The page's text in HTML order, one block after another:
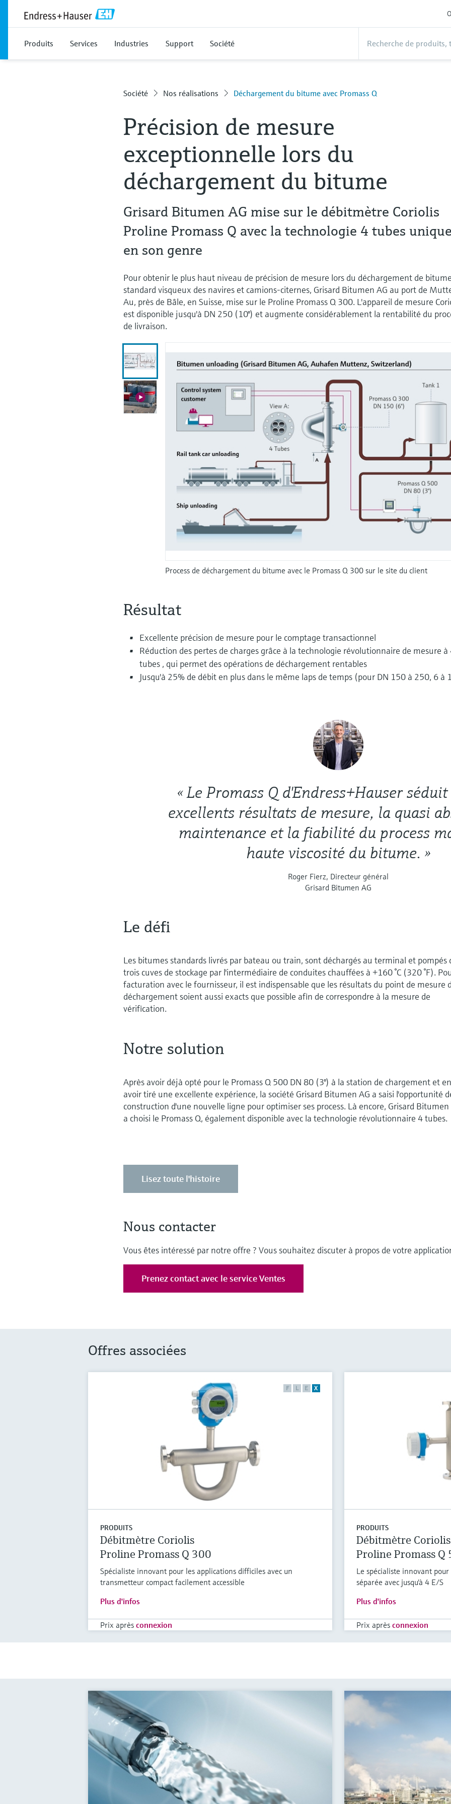
Produits Services Industries Support Société
Société Nos réalisations Déchargement du bitume avec Promass Q
Précision de mesure
exceptionnelle lors du
déchargement du bitume
Grisard Bitumen AG mise sur le débitmètre Coriolis
Proline Promass Q avec la technologie 4 tubes
en son genre
Pour obtenir le plus haut niveau de précision de mesure lors du déchargement de
standard visqueux des navires et camions-citernes, Grisard Bitumen AG au port de
Au, près de Bâle, en Suisse, mise sur le Proline Promass Q 300. L'appareil de mesure
est disponible jusqu'à DN 250 (10") et augmente considérablement la rentabilité du
de livraison.
Process de déchargement du bitume avec le Promass Q 300 sur le site du client
Résultat
Excellente précision de mesure pour le comptage transactionnel
Réduction des pertes de charges grâce à la technologie révolutionnaire de mesure à
tubes , qui permet des opérations de déchargement rentables
Jusqu'à 25% de débit en plus dans le même laps de temps (pour DN 150 à 250, 6 à
« Le Promass Q d'Endress+Hauser
excellents résultats de mesure, la quasi
maintenance et la fiabilité du process
haute viscosité du bitume. »
Roger Fierz, Directeur général
Grisard Bitumen AG
Le défi
Les bitumes standards livrés par bateau ou train, sont déchargés au terminal et pompés
trois cuves de stockage par l'intermédiaire de conduites chauffées à +160 °C (320 °F).
facturation avec le fournisseur, il est indispensable que les résultats du point de mesure
déchargement soient aussi exacts que possible afin de correspondre à la mesure de
vérification.
Notre solution
Après avoir déjà opté pour le Promass Q 500 DN 80 (3") à la station de chargement et
avoir tiré une excellente expérience, la société Grisard Bitumen AG a saisi l'opportunité
construction d'une nouvelle ligne pour optimiser ses process. Là encore, Grisard Bitumen
a choisi le Promass Q, également disponible avec la technologie révolutionnaire 4 tubes.
Lisez toute l'histoire
Nous contacter
Vous êtes intéressé par notre offre ? Vous souhaitez discuter à propos de votre
Prenez contact avec le service Ventes
Offres associées
F L E X
PRODUITS
Débitmètre Coriolis
Proline Promass Q 300
Spécialiste innovant pour les applications difficiles avec un
transmetteur compact facilement accessible
Plus d'infos
Prix après connexion
PRODUITS
Débitmètre Coriolis
Proline Promass Q
Le spécialiste innovant
séparée avec jusqu'à 4 E/S
Plus d'infos
Prix après connexion